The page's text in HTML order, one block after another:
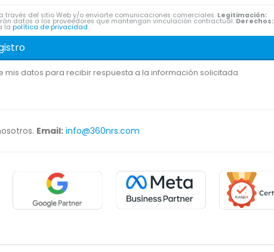
través del sitio Web y/o enviarte comunicaciones comerciales. Legitimación:
datos a los proveedores que mantengan vinculación contractual. Derechos:
la política de privacidad .
mis datos para recibir respuesta a la información solicitada.
Email: info@360nrs.com